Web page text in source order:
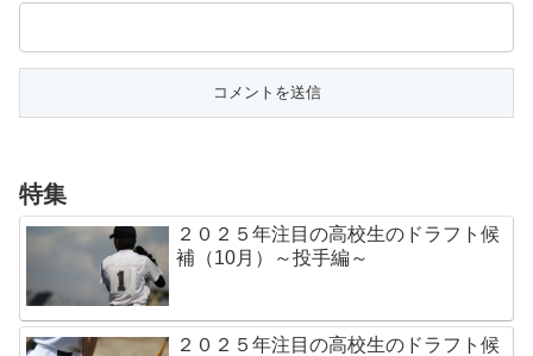
特集
２０２５年注目の高校生のドラフト候
補（10月）～投手編～
２０２５年注目の高校生のドラフト候